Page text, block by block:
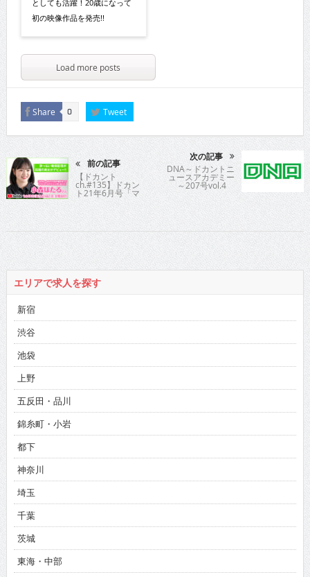
としても活躍！20歳になって
初の映像作品を発売!!
Load more posts
Share 0 Tweet
前の記事
【ドカント
ch.#135】ドカン
ト21年6月号「マ
ンスリーカバーガ
ールVOL.225」小
森ほたるさんの動
画第2弾！
次の記事
DNA～ドカントニ
ュースアカデミー
～207号vol.4
エリアで求人を探す
新宿
渋谷
池袋
上野
五反田・品川
錦糸町・小岩
都下
神奈川
埼玉
千葉
茨城
東海・中部